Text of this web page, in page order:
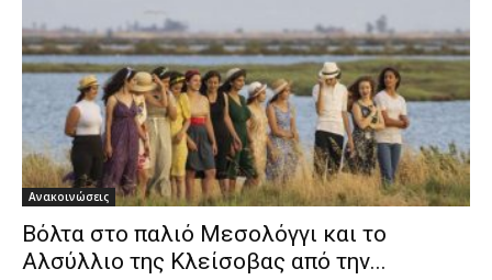
Ανακοινώσεις
Βόλτα στο παλιό Μεσολόγγι και το
Αλσύλλιο της Κλείσοβας από την...